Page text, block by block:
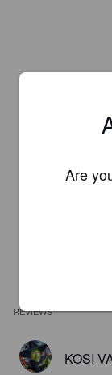
REVIEWS
KOSI
Are